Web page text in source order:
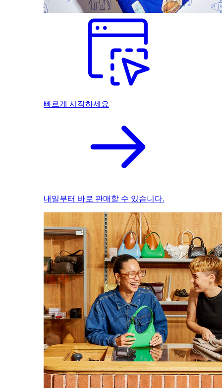
빠르게 시작하세요
내일부터 바로 판매할 수 있습니다.